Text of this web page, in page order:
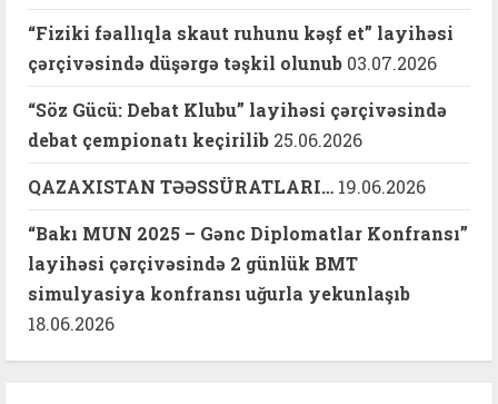
“Fiziki fəallıqla skaut ruhunu kəşf et” layihəsi
çərçivəsində düşərgə təşkil olunub 03.07.2026
“Söz Gücü: Debat Klubu” layihəsi çərçivəsində
debat çempionatı keçirilib 25.06.2026
QAZAXISTAN TƏƏSSÜRATLARI… 19.06.2026
“Bakı MUN 2025 – Gənc Diplomatlar Konfransı”
layihəsi çərçivəsində 2 günlük BMT
simulyasiya konfransı uğurla yekunlaşıb
18.06.2026